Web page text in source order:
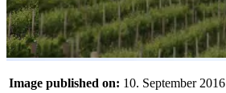
Image published on: 10. September 2016